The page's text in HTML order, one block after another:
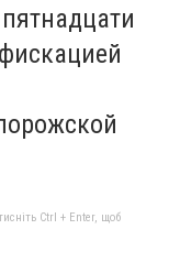
Ctrl + Enter, щоб